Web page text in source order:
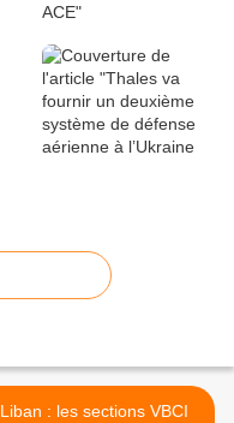
Liban : les sections VBCI